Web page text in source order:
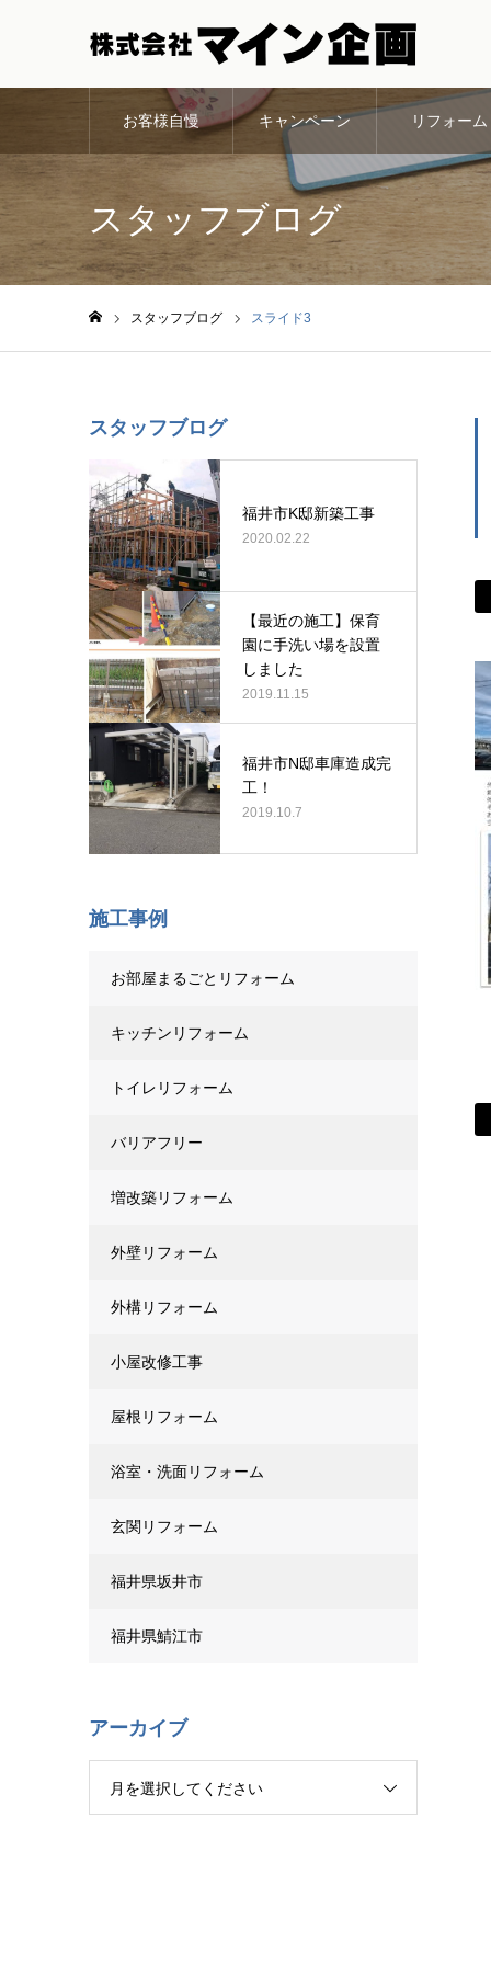
お客様自慢 キャンペーン リフォーム
スタッフブログ
スタッフブログ スライド3
スタッフブログ
福井市K邸新築工事
2020.02.22
【最近の施工】保育
園に手洗い場を設置
しました
2019.11.15
福井市N邸車庫造成完
工！
2019.10.7
施工事例
お部屋まるごとリフォーム
キッチンリフォーム
トイレリフォーム
バリアフリー
増改築リフォーム
外壁リフォーム
外構リフォーム
小屋改修工事
屋根リフォーム
浴室・洗面リフォーム
玄関リフォーム
福井県坂井市
福井県鯖江市
アーカイブ
月を選択してください